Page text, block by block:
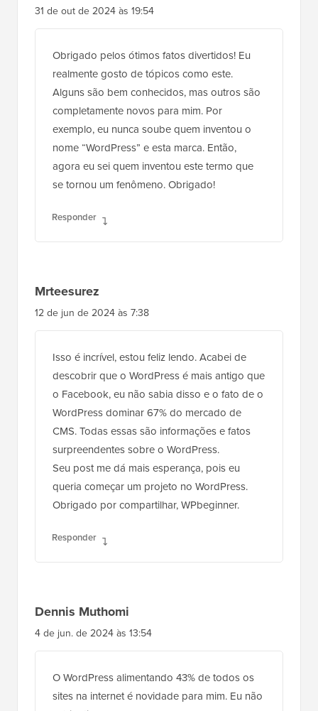
31 de out de 2024 às 19:54
Obrigado pelos ótimos fatos divertidos! Eu
realmente gosto de tópicos como este.
Alguns são bem conhecidos, mas outros são
completamente novos para mim. Por
exemplo, eu nunca soube quem inventou o
nome “WordPress” e esta marca. Então,
agora eu sei quem inventou este termo que
se tornou um fenômeno. Obrigado!
Responder
Mrteesurez
12 de jun de 2024 às 7:38
Isso é incrível, estou feliz lendo. Acabei de
descobrir que o WordPress é mais antigo que
o Facebook, eu não sabia disso e o fato de o
WordPress dominar 67% do mercado de
CMS. Todas essas são informações e fatos
surpreendentes sobre o WordPress.
Seu post me dá mais esperança, pois eu
queria começar um projeto no WordPress.
Obrigado por compartilhar, WPbeginner.
Responder
Dennis Muthomi
4 de jun. de 2024 às 13:54
O WordPress alimentando 43% de todos os
sites na internet é novidade para mim. Eu não